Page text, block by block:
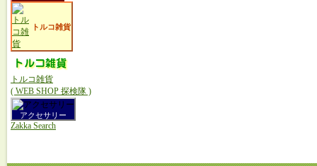
トルコ雑貨
トルコ雑貨
( WEB SHOP 探検隊 )
アクセサリー
Zakka Search